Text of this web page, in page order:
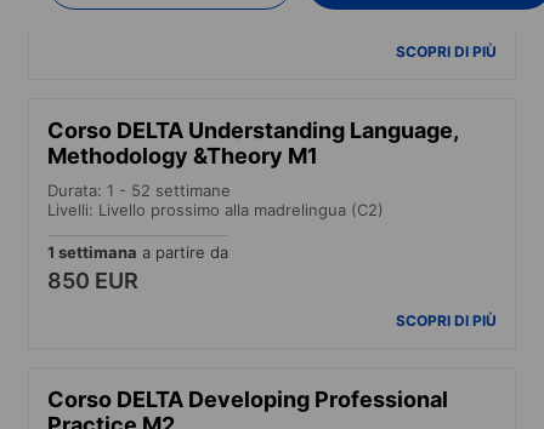
1.650 EUR
SCOPRI DI PIÙ
Corso DELTA Understanding Language,
Methodology &Theory M1
Durata: 1 - 52 settimane
Livelli: Livello prossimo alla madrelingua (C2)
1 settimana a partire da
850 EUR
SCOPRI DI PIÙ
Corso DELTA Developing Professional